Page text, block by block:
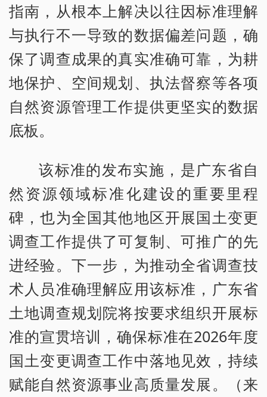
指南，从根本上解决以往因标准理解
与执行不一导致的数据偏差问题，确
保了调查成果的真实准确可靠，为耕
地保护、空间规划、执法督察等各项
自然资源管理工作提供更坚实的数据
底板。
该标准的发布实施，是广东省自
然资源领域标准化建设的重要里程
碑，也为全国其他地区开展国土变更
调查工作提供了可复制、可推广的先
进经验。下一步，为推动全省调查技
术人员准确理解应用该标准，广东省
土地调查规划院将按要求组织开展标
准的宣贯培训，确保标准在2026年度
国土变更调查工作中落地见效，持续
赋能自然资源事业高质量发展。（来